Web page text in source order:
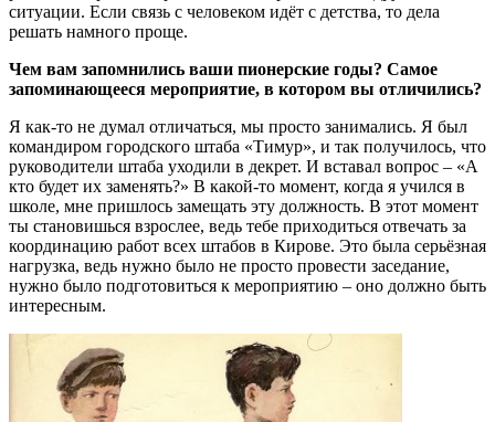
ситуации. Если связь с человеком идёт с детства, то дела
решать намного проще.
Чем вам запомнились ваши пионерские годы? Самое
запоминающееся мероприятие, в котором вы отличились?
Я как-то не думал отличаться, мы просто занимались. Я был
командиром городского штаба «Тимур», и так получилось, что
руководители штаба уходили в декрет. И вставал вопрос – «А
кто будет их заменять?» В какой-то момент, когда я учился в
школе, мне пришлось замещать эту должность. В этот момент
ты становишься взрослее, ведь тебе приходиться отвечать за
координацию работ всех штабов в Кирове. Это была серьёзная
нагрузка, ведь нужно было не просто провести заседание,
нужно было подготовиться к мероприятию – оно должно быть
интересным.